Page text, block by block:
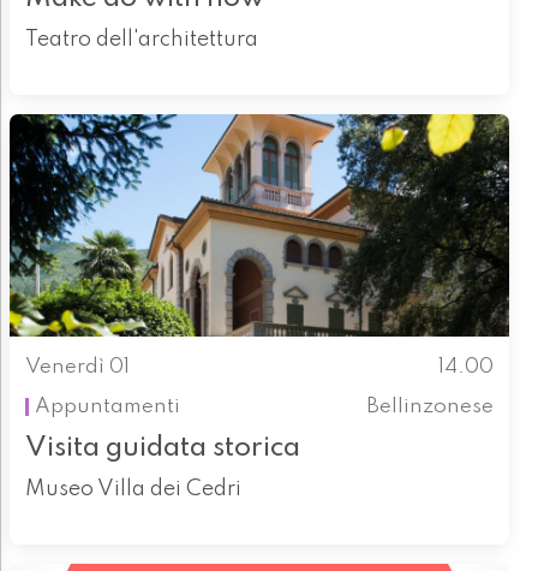
Teatro dell'architettura
Venerdì 01
14.00
Appuntamenti
Bellinzonese
Visita guidata storica
Museo Villa dei Cedri